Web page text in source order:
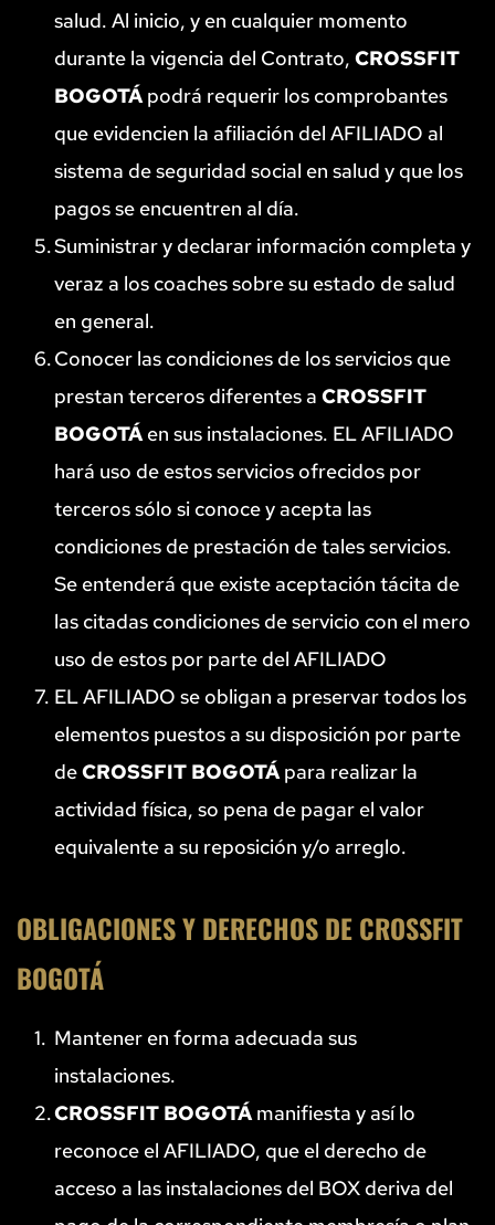
salud. Al inicio, y en cualquier momento
durante la vigencia del Contrato, CROSSFIT
BOGOTÁ podrá requerir los comprobantes
que evidencien la afiliación del AFILIADO al
sistema de seguridad social en salud y que los
pagos se encuentren al día.
Suministrar y declarar información completa y
veraz a los coaches sobre su estado de salud
en general.
Conocer las condiciones de los servicios que
prestan terceros diferentes a CROSSFIT
BOGOTÁ en sus instalaciones. EL AFILIADO
hará uso de estos servicios ofrecidos por
terceros sólo si conoce y acepta las
condiciones de prestación de tales servicios.
Se entenderá que existe aceptación tácita de
las citadas condiciones de servicio con el mero
uso de estos por parte del AFILIADO
EL AFILIADO se obligan a preservar todos los
elementos puestos a su disposición por parte
de CROSSFIT BOGOTÁ para realizar la
actividad física, so pena de pagar el valor
equivalente a su reposición y/o arreglo.
OBLIGACIONES Y DERECHOS DE CROSSFIT
BOGOTÁ
Mantener en forma adecuada sus
instalaciones.
CROSSFIT BOGOTÁ manifiesta y así lo
reconoce el AFILIADO, que el derecho de
acceso a las instalaciones del BOX deriva del